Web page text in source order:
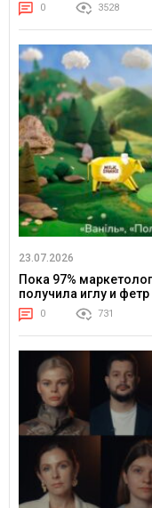
0 3528
23.07.2026
Пока 97%
получила иглу и фетр
0 731